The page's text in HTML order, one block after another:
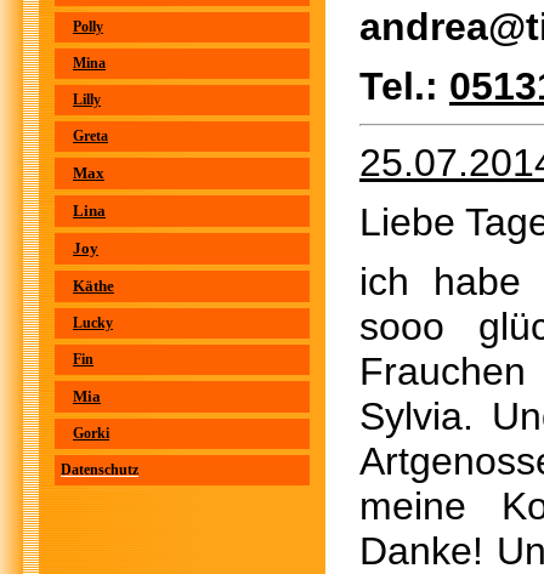
Polly
Mina
Lilly
Greta
Max
Lina
Joy
Käthe
Lucky
Fin
Mia
Gorki
Datenschutz
Tel.:
Liebe
ich habe
sooo
Sylvia.
meine
Danke!